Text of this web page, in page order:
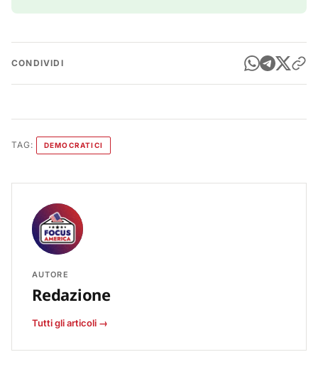
CONDIVIDI
TAG: DEMOCRATICI
AUTORE
Redazione
Tutti gli articoli →